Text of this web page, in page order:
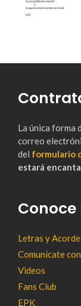
La única forma
correo
del formulario
estará
Conoce
Letras y
Comunícate
Videos
Fans Club
EPK